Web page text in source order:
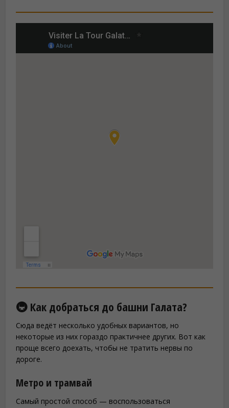
🚇 Как добраться до башни Галата?
Сюда ведёт несколько удобных вариантов, но
некоторые из них гораздо практичнее других. Вот как
проще всего доехать, чтобы не тратить нервы по
дороге.
Метро и трамвай
Самый простой способ — воспользоваться